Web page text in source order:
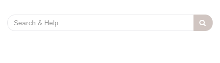
Search
for: